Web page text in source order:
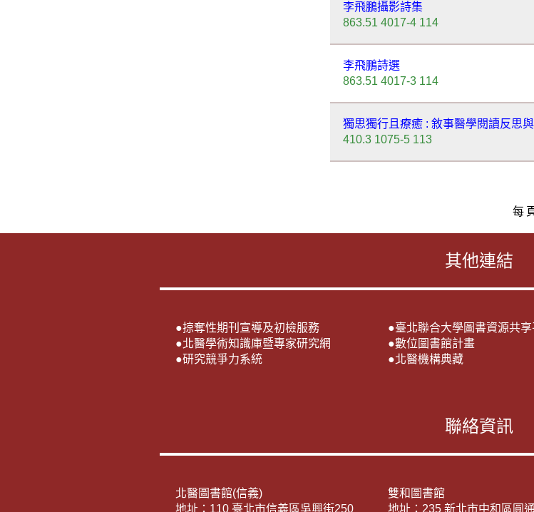
李飛鵬攝影詩集
863.51 4017-4 114
李飛鵬詩選
863.51 4017-3 114
獨思獨行且療癒 : 敘事醫學閱讀反思
410.3 1075-5 113
每
其他連結
●掠奪性期刊宣導及初檢服務
●北醫學術知識庫暨專家研究網
●研究競爭力系統
●臺北聯合大學圖書資源共享
●數位圖書館計畫
●北醫機構典藏
聯絡資訊
北醫圖書館(信義)
地址：110 臺北市信義區吳興街250
雙和圖書館
地址：235 新北市中和區圓